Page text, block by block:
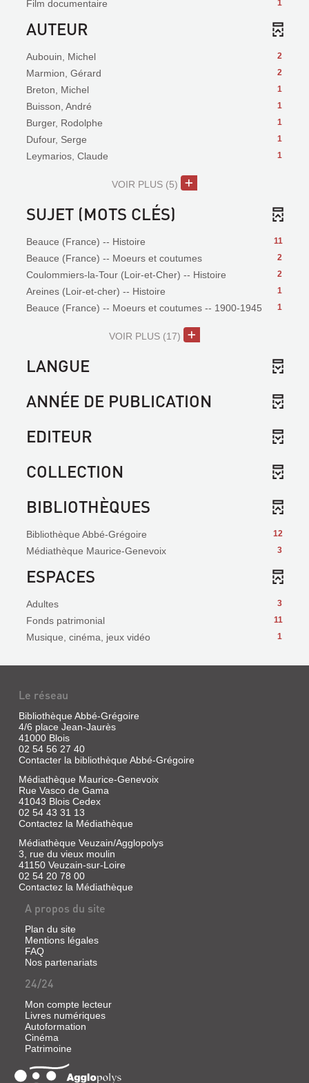
1
Film documentaire
AUTEUR
2
Aubouin, Michel
2
Marmion, Gérard
1
Breton, Michel
1
Buisson, André
1
Burger, Rodolphe
1
Dufour, Serge
1
Leymarios, Claude
VOIR PLUS (5)
SUJET (MOTS CLÉS)
11
Beauce (France) -- Histoire
2
Beauce (France) -- Moeurs et coutumes
2
Coulommiers-la-Tour (Loir-et-Cher) -- Histoire
1
Areines (Loir-et-cher) -- Histoire
1
Beauce (France) -- Moeurs et coutumes -- 1900-1945
VOIR PLUS (17)
LANGUE
ANNÉE DE PUBLICATION
EDITEUR
COLLECTION
BIBLIOTHÈQUES
12
Bibliothèque Abbé-Grégoire
3
Médiathèque Maurice-Genevoix
ESPACES
3
Adultes
11
Fonds patrimonial
1
Musique, cinéma, jeux vidéo
Le réseau
Bibliothèque Abbé-Grégoire
4/6 place Jean-Jaurès
41000 Blois
02 54 56 27 40
Contacter la bibliothèque Abbé-Grégoire
Médiathèque Maurice-Genevoix
Rue Vasco de Gama
41043 Blois Cedex
02 54 43 31 13
Contactez la Médiathèque
Médiathèque Veuzain/Agglopolys
3, rue du vieux moulin
41150 Veuzain-sur-Loire
02 54 20 78 00
Contactez la Médiathèque
A propos du site
Plan du site
Mentions légales
FAQ
Nos partenariats
24/24
Mon compte lecteur
Livres numériques
Autoformation
Cinéma
Patrimoine